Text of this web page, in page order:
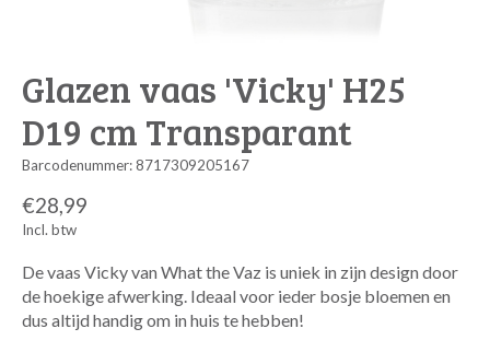
Glazen vaas 'Vicky' H25
D19 cm Transparant
Barcodenummer: 8717309205167
€28,99
Incl. btw
De vaas Vicky van What the Vaz is uniek in zijn design door
de hoekige afwerking. Ideaal voor ieder bosje bloemen en
dus altijd handig om in huis te hebben!